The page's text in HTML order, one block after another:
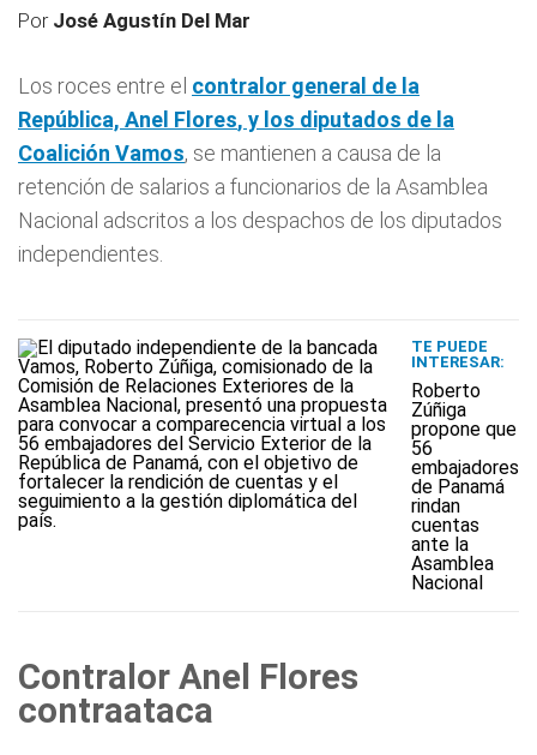
Por José Agustín Del Mar
Los roces entre el contralor general de la
República, Anel Flores, y los diputados de la
Coalición Vamos, se mantienen a causa de la
retención de salarios a funcionarios de la Asamblea
Nacional adscritos a los despachos de los diputados
independientes.
TE PUEDE
INTERESAR:
Roberto
Zúñiga
propone que
56
embajadores
de Panamá
rindan
cuentas
ante la
Asamblea
Nacional
Contralor Anel Flores
contraataca